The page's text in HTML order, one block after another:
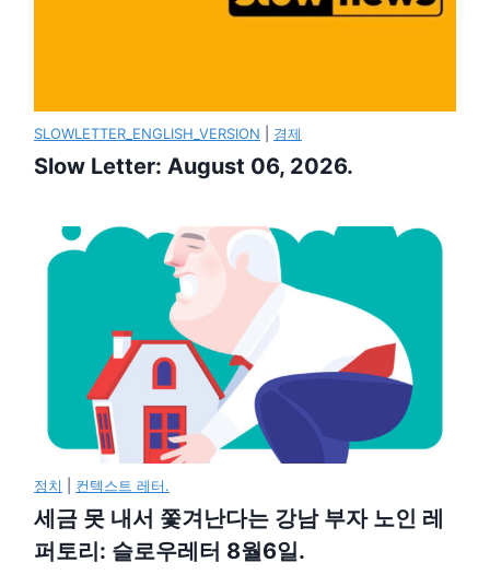
SLOWLETTER_ENGLISH_VERSION 경제
Slow Letter: August 06, 2026.
정치 컨텍스트 레터.
세금 못 내서 쫓겨난다는 강남 부자 노인 레
퍼토리: 슬로우레터 8월6일.